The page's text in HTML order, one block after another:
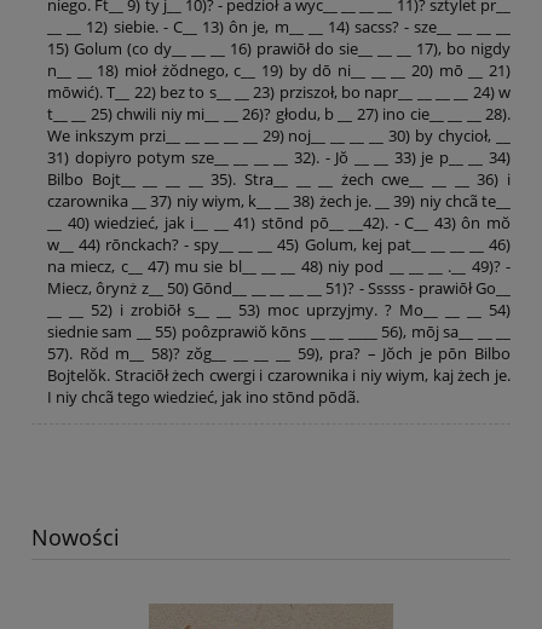
niego. Ft__ 9) ty j__ 10)? - pedzioł a wyc__ __ __ __ 11)? sztylet pr__
__ __ 12) siebie. - C__ 13) ôn je, m__ __ 14) sacss? - sze__ __ __ __
15) Golum (co dy__ __ __ 16) prawiōł do sie__ __ __ 17), bo nigdy
n__ __ 18) mioł żŏdnego, c__ 19) by dō ni__ __ __ 20) mō __ 21)
mōwić). T__ 22) bez to s__ __ 23) prziszoł, bo napr__ __ __ __ 24) w
t__ __ 25) chwili niy mi__ __ 26)? głodu, b __ 27) ino cie__ __ __ 28).
We inkszym przi__ __ __ __ __ 29) noj__ __ __ __ 30) by chycioł, __
31) dopiyro potym sze__ __ __ __ 32). - Jŏ __ __ 33) je p__ __ 34)
Bilbo Bojt__ __ __ __ 35). Stra__ __ __ żech cwe__ __ __ 36) i
czarownika __ 37) niy wiym, k__ __ 38) żech je. __ 39) niy chcã te__
__ 40) wiedzieć, jak i__ __ 41) stōnd pō__ __42). - C__ 43) ôn mŏ
w__ 44) rōnckach? - spy__ __ __ 45) Golum, kej pat__ __ __ __ 46)
na miecz, c__ 47) mu sie bl__ __ __ 48) niy pod __ __ __ .__ 49)? -
Miecz, ôrynż z__ 50) Gōnd__ __ __ __ __ 51)? - Sssss - prawiōł Go__
__ __ 52) i zrobiōł s__ __ 53) moc uprzyjmy. ? Mo__ __ __ 54)
siednie sam __ 55) poôzprawiŏ kōns __ __ ____ 56), mōj sa__ __ __
57). Rŏd m__ 58)? zŏg__ __ __ __ 59), pra? – Jŏch je pōn Bilbo
Bojtelŏk. Straciōł żech cwergi i czarownika i niy wiym, kaj żech je.
I niy chcã tego wiedzieć, jak ino stōnd pōdã.
Nowości